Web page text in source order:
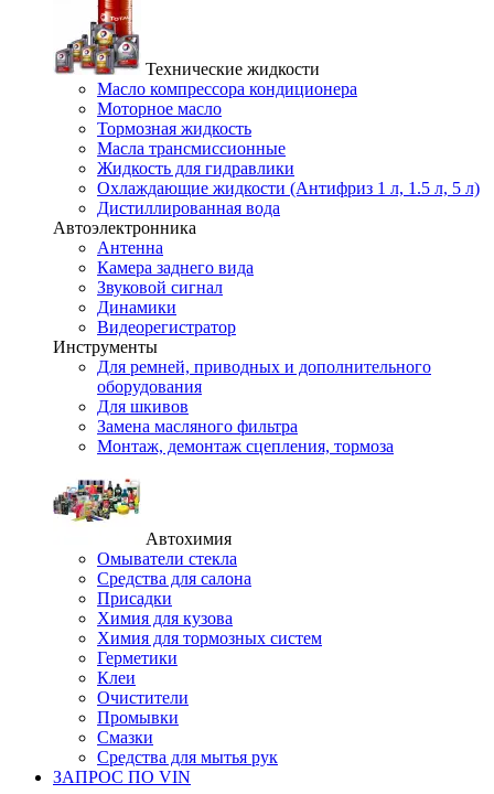
Технические жидкости
Масло компрессора кондиционера
Моторное масло
Тормозная жидкость
Масла трансмиссионные
Жидкость для гидравлики
Охлаждающие жидкости (Антифриз 1 л, 1.5 л, 5 л)
Дистиллированная вода
Автоэлектронника
Антенна
Камера заднего вида
Звуковой сигнал
Динамики
Видеорегистратор
Инструменты
Для ремней, приводных и дополнительного
оборудования
Для шкивов
Замена масляного фильтра
Монтаж, демонтаж сцепления, тормоза
Автохимия
Омыватели стекла
Средства для салона
Присадки
Химия для кузова
Химия для тормозных систем
Герметики
Клеи
Очистители
Промывки
Смазки
Средства для мытья рук
ЗАПРОС ПО VIN